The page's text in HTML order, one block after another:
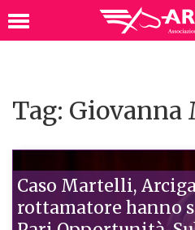
Tag:
Caso Martelli,
rottamatore hanno